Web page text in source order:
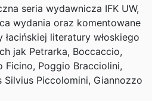
seria wydawnicza IFK UW,
wydania oraz komentowane
łacińskiej literatury włoskiego
jak Petrarka, Boccaccio,
Ficino, Poggio Bracciolini,
Silvius Piccolomini, Giannozzo